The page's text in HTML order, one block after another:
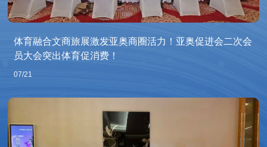
体育融合文商旅展激发亚奥商圈活力！亚奥促进会二次会
员大会突出体育促消费！
07/21